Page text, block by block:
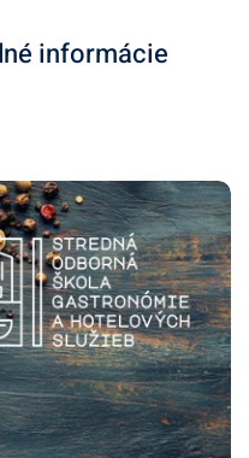
informácie